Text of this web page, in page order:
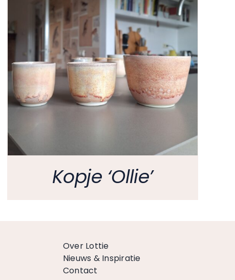
Kopje ‘Ollie’
Over Lottie
Nieuws & Inspiratie
Contact